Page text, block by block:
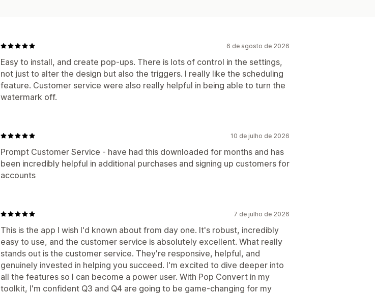
6 de agosto de 2026
Easy to install, and create pop-ups. There is lots of control in the settings,
not just to alter the design but also the triggers. I really like the scheduling
feature. Customer service were also really helpful in being able to turn the
watermark off.
10 de julho de 2026
Prompt Customer Service - have had this downloaded for months and has
been incredibly helpful in additional purchases and signing up customers for
accounts
7 de julho de 2026
This is the app I wish I'd known about from day one. It's robust, incredibly
easy to use, and the customer service is absolutely excellent. What really
stands out is the customer service. They're responsive, helpful, and
genuinely invested in helping you succeed. I'm excited to dive deeper into
all the features so I can become a power user. With Pop Convert in my
toolkit, I'm confident Q3 and Q4 are going to be game-changing for my